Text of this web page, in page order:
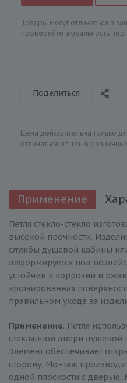
Товары могут отличаться в
проверяйте актуальность
Поделиться
Цена действительна только
отличаться от цен в
Применение
Петля стекло-стекло
высокой прочности.
службы душевой кабины
деформируется под
устойчив к коррозии и
хромированная
правильном уходе за
Применение. Петля
стеклянной двери
Элемент обеспечивает
сторону. Монтаж
одной плоскости с дверью.